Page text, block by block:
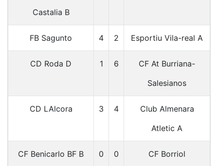
Castalia B
FB Sagunto 4 2 Esportiu Vila-real A
CD Roda D 1 6
CF At Burriana-
Salesianos
CD LAlcora 3 4
Club Almenara
Atletic A
CF Benicarlo BF B 0 0 CF Borriol